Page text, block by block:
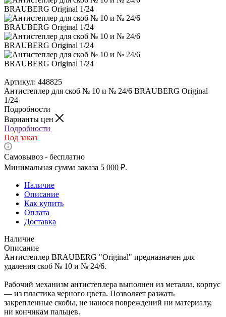
Артикул: 448825
Антистеплер для скоб № 10 и № 24/6 BRAUBERG Original
1/24
Подробности
Варианты цен
Подробности
Под заказ
Самовывоз - бесплатно
Минимальная сумма заказа 5 000 ₽.
Наличие
Описание
Как купить
Оплата
Доставка
Наличие
Описание
Антистеплер BRAUBERG "Original" предназначен для
удаления скоб № 10 и № 24/6.
Рабочий механизм антистеплера выполнен из металла, корпус
— из пластика черного цвета. Позволяет разжать
закрепленные скобы, не нанося повреждений ни материалу,
ни кончикам пальцев.